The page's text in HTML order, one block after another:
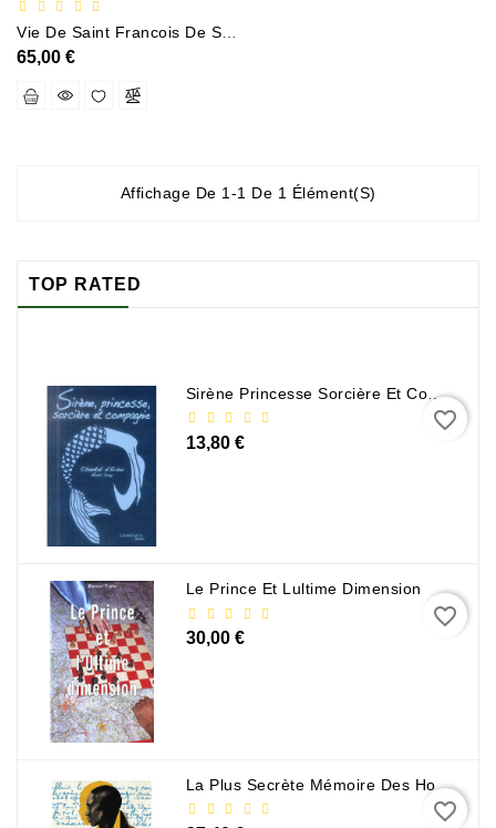
Et
Science-
Fiction
Jeunesse
Parascolaire
Religion
Ésotérisme
Romans
Genre
Romance
Sciences
Humaines
Sociales
65,00 €
Affichage De 1-1 De 1 Élément(s)
TOP RATED
Sirène Princesse Sorcière Et Compagnie
13,80 €
favorite_border
Le Prince Et Lultime Dimension
30,00 €
favorite_border
La Plus Secrète Mémoire Des Hommes - Mohamed Mbougar Sarr
favorite_border